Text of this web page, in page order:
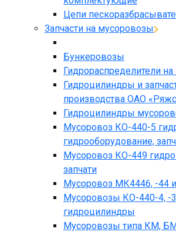
Цепи
Запчасти на мусоровозы
Бункеровозы
Гидрораспределители
Гидроцилиндры и
производства ОАО
Гидроцилиндры
Мусоровоз КО-440-5
гидрооборудование,
Мусоровоз КО-449
запчати
Мусоровоз МК4446, -44
Мусоровозы КО-440-4, -
гидроцилиндры
Мусоровозы типа КМ,